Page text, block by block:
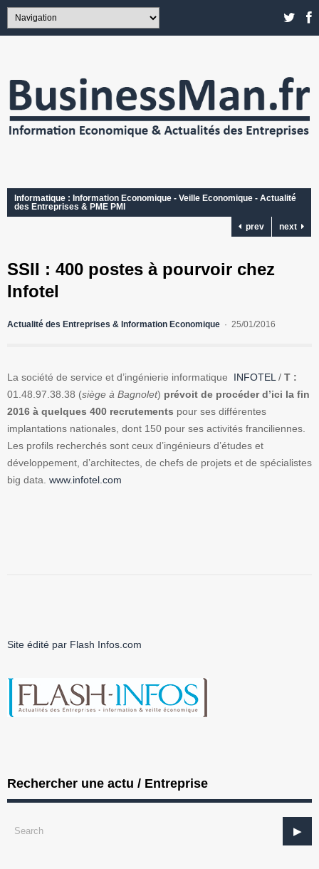
Informatique : Information Economique - Veille Economique - Actualité
des Entreprises & PME PMI
prev
next
SSII : 400 postes à pourvoir chez
Infotel
Actualité des Entreprises & Information Economique 25/01/2016
La société de service et d’ingénierie informatique INFOTEL/ T :
01.48.97.38.38 (siège à Bagnolet) prévoit de procéder d’ici la fin
2016 à quelques 400 recrutements pour ses différentes
implantations nationales, dont 150 pour ses activités franciliennes.
Les profils recherchés sont ceux d’ingénieurs d’études et
développement, d’architectes, de chefs de projets et de spécialistes
big data. www.infotel.com
Site édité par Flash Infos.com
Rechercher une actu / Entreprise